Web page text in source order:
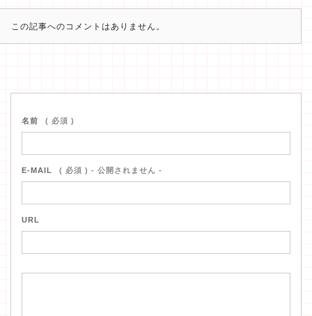
この記事へのコメントはありません。
名前 ( 必須 )
E-MAIL ( 必須 ) - 公開されません -
URL